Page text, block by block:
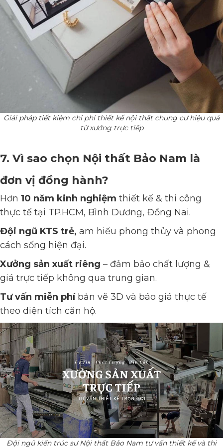
Giải pháp tiết kiệm chi phí thiết kế nội thất chung cư hiệu quả
từ xưởng trực tiếp
7. Vì sao chọn Nội thất Bảo Nam là
đơn vị đồng hành?
Hơn 10 năm kinh nghiệm thiết kế & thi công
thực tế tại TP.HCM, Bình Dương, Đồng Nai.
Đội ngũ KTS trẻ, am hiểu phong thủy và phong
cách sống hiện đại.
Xưởng sản xuất riêng – đảm bảo chất lượng &
giá trực tiếp không qua trung gian.
Tư vấn miễn phíbản vẽ 3D và báo giá thực tế
theo diện tích căn hộ.
Đội ngũ kiến trúc sư Nội thất Bảo Nam tư vấn thiết kế và thi